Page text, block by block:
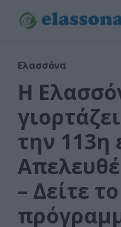
Ελασσόνα
Η
την 113η
– Δείτε